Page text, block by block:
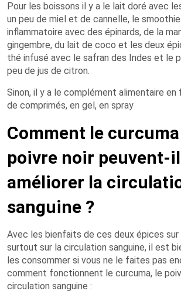
Pour les boissons il y a le lait doré avec
un peu de miel et de cannelle, le
inflammatoire avec des épinards, de la
gingembre, du lait de coco et les deux
thé infusé avec le safran des Indes et le
peu de jus de citron.
Sinon, il y a le complément alimentaire en
de comprimés, en gel, en spray
Comment le
poivre noir peuvent-
améliorer la
sanguine ?
Avec les bienfaits de ces deux épices
surtout sur la circulation sanguine, il est
les consommer si vous ne le faites pas
comment fonctionnent le curcuma, le
circulation sanguine :